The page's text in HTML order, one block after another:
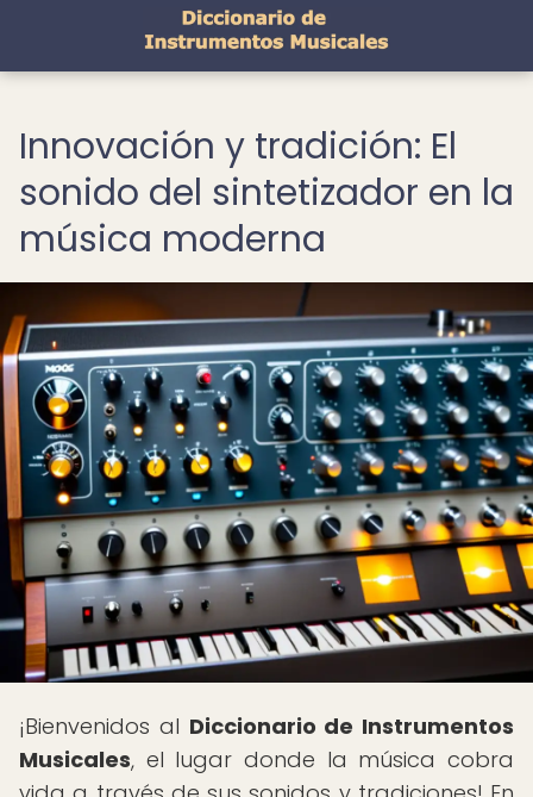
Innovación y tradición: El
sonido del sintetizador en la
música moderna
¡Bienvenidos al Diccionario de Instrumentos
Musicales, el lugar donde la música cobra